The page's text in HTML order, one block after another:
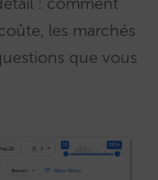
les marchés
que vous